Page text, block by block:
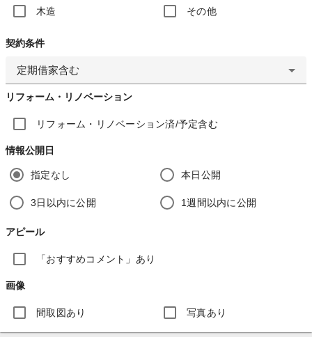
木造 その他
契約条件
定期借家含む
リフォーム・リノベーション
リフォーム・リノベーション済/予定含む
情報公開日
指定なし 本日公開
3日以内に公開 1週間以内に公開
アピール
「おすすめコメント」あり
画像
間取図あり 写真あり